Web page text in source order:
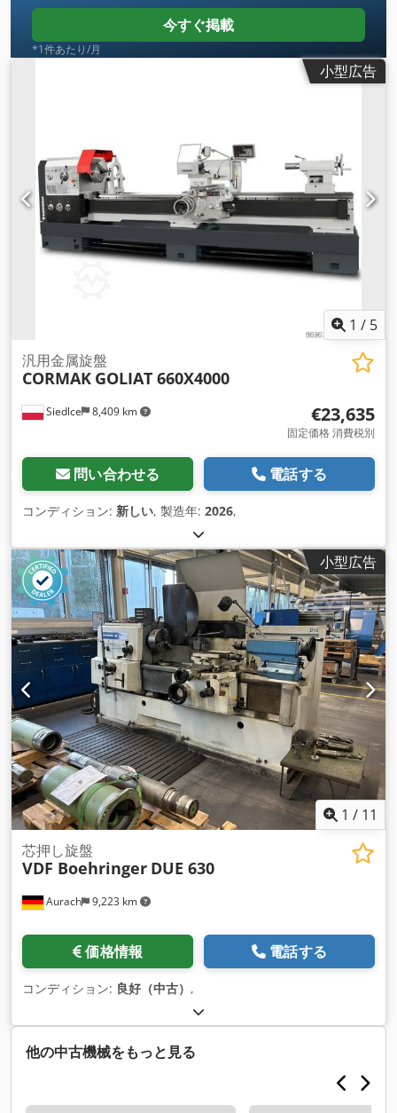
今すぐ掲載
*1件あたり/月
小型広告
1 / 5
Siedlce 8,409 km
汎用金属旋盤
CORMAK GOLIAT 660X4000
€23,635
固定価格 消費税別
問い合わせる 電話する
コンディション: 新しい, 製造年: 2026,
小型広告
1 / 11
Aurach 9,223 km
芯押し旋盤
VDF Boehringer DUE 630
価格情報 電話する
コンディション: 良好（中古） ,
他の中古機械をもっと見る